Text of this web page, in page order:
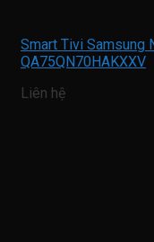
Smart Tivi Samsung
QA75QN70HAKXXV
Liên hệ